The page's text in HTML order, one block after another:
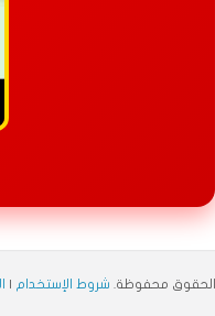
شروط الإستخدام |